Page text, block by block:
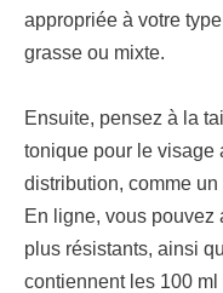
appropriée à votre
grasse ou mixte.
Ensuite, pensez à la
tonique pour le visage
distribution, comme
En ligne, vous pouvez
plus résistants, ainsi
contiennent les 100 ml